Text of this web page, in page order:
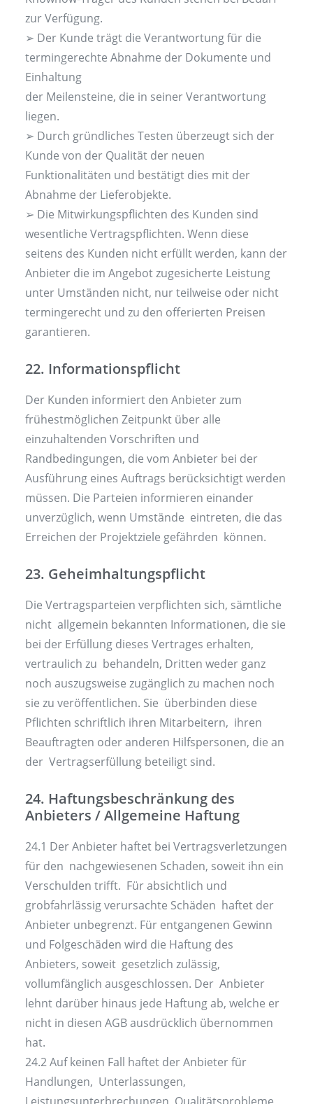
zur Verfügung.
➢ Der Kunde trägt die Verantwortung für die
termingerechte Abnahme der Dokumente und
Einhaltung
der Meilensteine, die in seiner Verantwortung
liegen.
➢ Durch gründliches Testen überzeugt sich der
Kunde von der Qualität der neuen
Funktionalitäten und bestätigt dies mit der
Abnahme der Lieferobjekte.
➢ Die Mitwirkungspflichten des Kunden sind
wesentliche Vertragspflichten. Wenn diese
seitens des Kunden nicht erfüllt werden, kann der
Anbieter die im Angebot zugesicherte Leistung
unter Umständen nicht, nur teilweise oder nicht
termingerecht und zu den offerierten Preisen
garantieren.
22. Informationspflicht
Der Kunden informiert den Anbieter zum
frühestmöglichen Zeitpunkt über alle
einzuhaltenden Vorschriften und
Randbedingungen, die vom Anbieter bei der
Ausführung eines Auftrags berücksichtigt werden
müssen. Die Parteien informieren einander
unverzüglich, wenn Umstände eintreten, die das
Erreichen der Projektziele gefährden können.
23. Geheimhaltungspflicht
Die Vertragsparteien verpflichten sich, sämtliche
nicht allgemein bekannten Informationen, die sie
bei der Erfüllung dieses Vertrages erhalten,
vertraulich zu behandeln, Dritten weder ganz
noch auszugsweise zugänglich zu machen noch
sie zu veröffentlichen. Sie überbinden diese
Pflichten schriftlich ihren Mitarbeitern, ihren
Beauftragten oder anderen Hilfspersonen, die an
der Vertragserfüllung beteiligt sind.
24. Haftungsbeschränkung des
Anbieters / Allgemeine Haftung
24.1 Der Anbieter haftet bei Vertragsverletzungen
für den nachgewiesenen Schaden, soweit ihn ein
Verschulden trifft. Für absichtlich und
grobfahrlässig verursachte Schäden haftet der
Anbieter unbegrenzt. Für entgangenen Gewinn
und Folgeschäden wird die Haftung des
Anbieters, soweit gesetzlich zulässig,
vollumfänglich ausgeschlossen. Der Anbieter
lehnt darüber hinaus jede Haftung ab, welche er
nicht in diesen AGB ausdrücklich übernommen
hat.
24.2 Auf keinen Fall haftet der Anbieter für
Handlungen, Unterlassungen,